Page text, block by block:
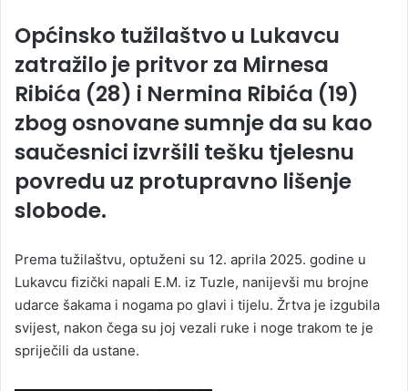
Općinsko tužilaštvo u Lukavcu
zatražilo je pritvor za Mirnesa
Ribića (28) i Nermina Ribića (19)
zbog osnovane sumnje da su kao
saučesnici izvršili tešku tjelesnu
povredu uz protupravno lišenje
slobode.
Prema tužilaštvu, optuženi su 12. aprila 2025. godine u
Lukavcu fizički napali E.M. iz Tuzle, nanijevši mu brojne
udarce šakama i nogama po glavi i tijelu. Žrtva je izgubila
svijest, nakon čega su joj vezali ruke i noge trakom te je
spriječili da ustane.